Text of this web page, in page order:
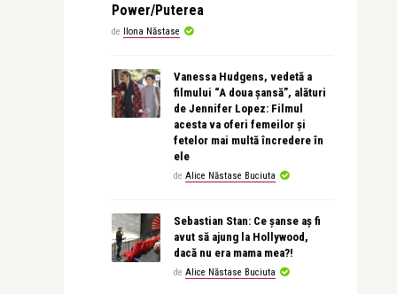
Power/Puterea
de Ilona Năstase
Vanessa Hudgens, vedetă a
filmului “A doua șansă”, alături
de Jennifer Lopez: Filmul
acesta va oferi femeilor și
fetelor mai multă încredere în
ele
de Alice Năstase Buciuta
Sebastian Stan: Ce șanse aș fi
avut să ajung la Hollywood,
dacă nu era mama mea?!
de Alice Năstase Buciuta